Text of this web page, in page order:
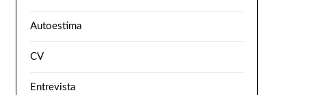
Autoestima
CV
Entrevista